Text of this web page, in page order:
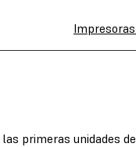
primeras unidades